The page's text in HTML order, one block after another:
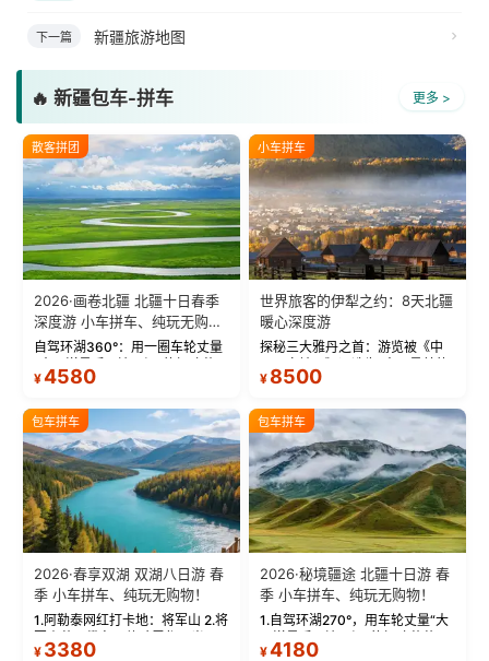
下一篇 新疆旅游地图
🔥 新疆包车-拼车 更多 >
散客拼团
2026·画卷北疆 北疆十日春季
深度游 小车拼车、纯玩无购
物！
自驾环湖360°：用一圈车轮丈量
蓝。 赛湖旅拍：甄选多款风格服
绝美瞬间。 赛湖坦克300跟车视
频：专业摄影师...
¥4580
小车拼车
世界旅客的伊犁之约：8天北疆
暖心深度游
探秘三大雅丹之首：游览被《中
三大雅丹”第一名的克拉玛依魔鬼
瓦人最大村落——禾木村，欣赏
晨雾与小木...
¥ 8500
包车拼车
2026·春享双湖 双湖八日游 春
季 小车拼车、纯玩无购物！
1.阿勒泰网红打卡地：将军山 2.将
军山落日缆车，体验雪都风光 3.
将军山，夕阳派对，蹦迪party 4.
¥ 3380
包车拼车
2026·秘境疆途 北疆十日游 春
季 小车拼车、纯玩无购物！
1.自驾环湖270°，用车轮丈量“大
西洋最后一滴眼泪”的极致蔚蓝，
让雪山、花海与深邃湖水在转弯
¥4180